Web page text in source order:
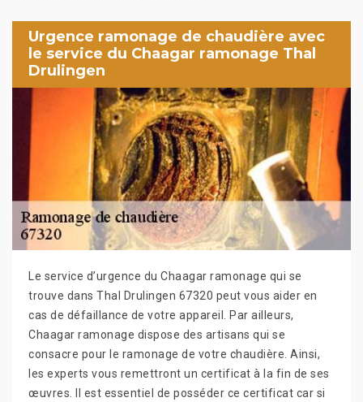
Urgence ramonage de chaudière avec
le service du Chaagar ramonage Thal
Drulingen
Le service d’urgence du Chaagar ramonage qui se
trouve dans Thal Drulingen 67320 peut vous aider en
cas de défaillance de votre appareil. Par ailleurs,
Chaagar ramonage dispose des artisans qui se
consacre pour le ramonage de votre chaudière. Ainsi,
les experts vous remettront un certificat à la fin de ses
œuvres. Il est essentiel de posséder ce certificat car si